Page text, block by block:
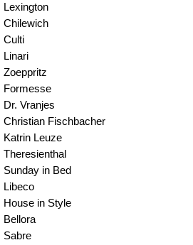
Lexington
Chilewich
Culti
Linari
Zoeppritz
Formesse
Dr. Vranjes
Christian Fischbacher
Katrin Leuze
Theresienthal
Sunday in Bed
Libeco
House in Style
Bellora
Sabre